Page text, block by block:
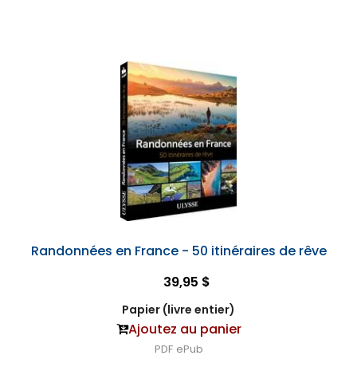
Randonnées en France - 50 itinéraires de rêve
39,95 $
Papier (livre entier)
Ajoutez au panier
PDF ePub